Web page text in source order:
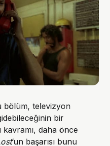
bölüm, televizyon
bir
kavramı, daha önce
’un başarısı bunu